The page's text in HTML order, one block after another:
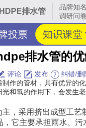
HDPE排水管
品牌知
调研问
投票 知识课堂
排水管的
评论 发布 纠错/删
作的管材，具有优异的
和氧的作用下，会发生
，采用挤出成型工
它主要承担雨水、